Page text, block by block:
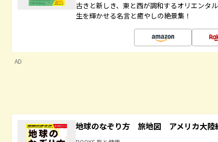
古きと新しき、東と西が調和するオリエンタ
生を輝かせる名言と癒やしの絶景集！
AD
地球のなぞり方 旅地図 アメリカ大陸